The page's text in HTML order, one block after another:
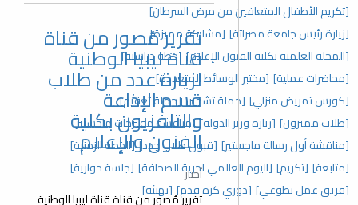
[تكريم الأطفال المتعافين من مرض السرطان]
[زيارة رئيس جامعة مصراتة] [مشاركة مميزة]
[المجلة العلمية بكلية الفنون الإعلام] [خطة دراسية]
[محاضرات عملية] [مختبر الوسائط المتعددة]
[كورس تمريض منزلي] [حملة تشجير][حملة تعقيم]
[طلاب مميزون] [زيارة وزير الدولة][مناقشة مقترحات ماجستير]
[مناقشة أول رسالة ماجستير] [قبول طلاب جدد][الخطة الزمنية]
[متابعة] [تكريم] [اليوم العالمي لحرية الصحافة] [جلسة حوارية]
[فريق عمل تطوعي] [دوري كرة قدم] [تهنئة]
تقرير مُصور من قناة
قناة ليبيا الوطنية
لزيارة عدد من طلاب
قسم الإذاعة
والتلفزيون بكلية
الفنون والإعلام
أخبار
تقرير مُصور من قناة قناة ليبيا الوطنية